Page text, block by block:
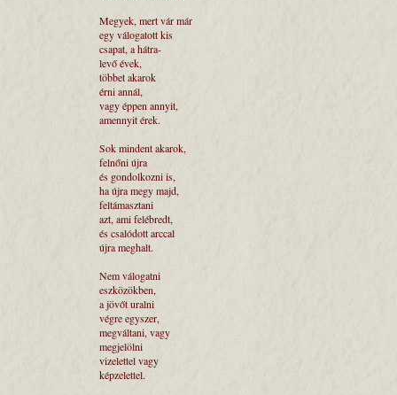
Megyek, mert vár már
egy válogatott kis
csapat, a hátra-
levő évek,
többet akarok
érni annál,
vagy éppen annyit,
amennyit érek.
Sok mindent akarok,
felnőni újra
és gondolkozni is,
ha újra megy majd,
feltámasztani
azt, ami felébredt,
és csalódott arccal
újra meghalt.
Nem válogatni
eszközökben,
a jövőt uralni
végre egyszer,
megváltani, vagy
megjelölni
vizelettel vagy
képzelettel.